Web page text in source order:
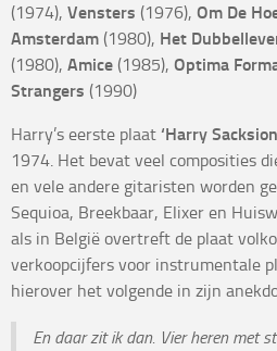
(1974), Vensters (1976), Om De
Amsterdam (1980), Het
(1980), Amice (1985), Optima
Strangers (1990)
Harry’s eerste plaat ‘Harry
1974. Het bevat veel composities
en vele andere gitaristen worden
Sequioa, Breekbaar, Elixer en
als in België overtreft de plaat
verkoopcijfers voor instrumentale
hierover het volgende in zijn
En daar zit ik dan. Vier heren met